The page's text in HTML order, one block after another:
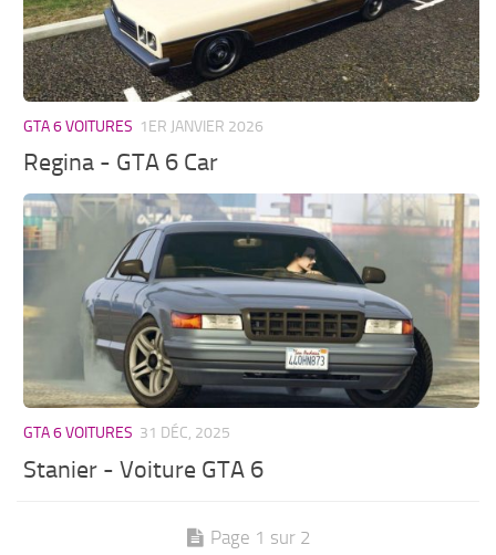
GTA 6 VOITURES 1ER JANVIER 2026
Regina - GTA 6 Car
GTA 6 VOITURES 31 DÉC, 2025
Stanier - Voiture GTA 6
Page 1 sur 2